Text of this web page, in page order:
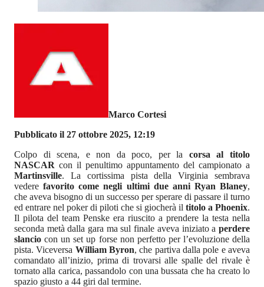
Marco Cortesi
Pubblicato il 27 ottobre 2025, 12:19
Colpo di scena, e non da poco, per la corsa al titolo
NASCAR con il penultimo appuntamento del campionato a
Martinsville. La cortissima pista della Virginia sembrava
vedere favorito come negli ultimi due anni Ryan Blaney,
che aveva bisogno di un successo per sperare di passare il turno
ed entrare nel poker di piloti che si giocherà il titolo a Phoenix.
Il pilota del team Penske era riuscito a prendere la testa nella
seconda metà dalla gara ma sul finale aveva iniziato a perdere
slancio con un set up forse non perfetto per l’evoluzione della
pista. Viceversa William Byron, che partiva dalla pole e aveva
comandato all’inizio, prima di trovarsi alle spalle del rivale è
tornato alla carica, passandolo con una bussata che ha creato lo
spazio giusto a 44 giri dal termine.